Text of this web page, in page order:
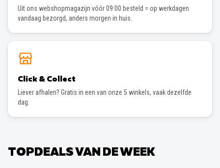
Uit ons webshopmagazijn vóór 09:00 besteld = op werkdagen
vandaag bezorgd, anders morgen in huis.
Click & Collect
Liever afhalen? Gratis in een van onze 5 winkels, vaak dezelfde
dag.
TOPDEALS VAN DE WEEK